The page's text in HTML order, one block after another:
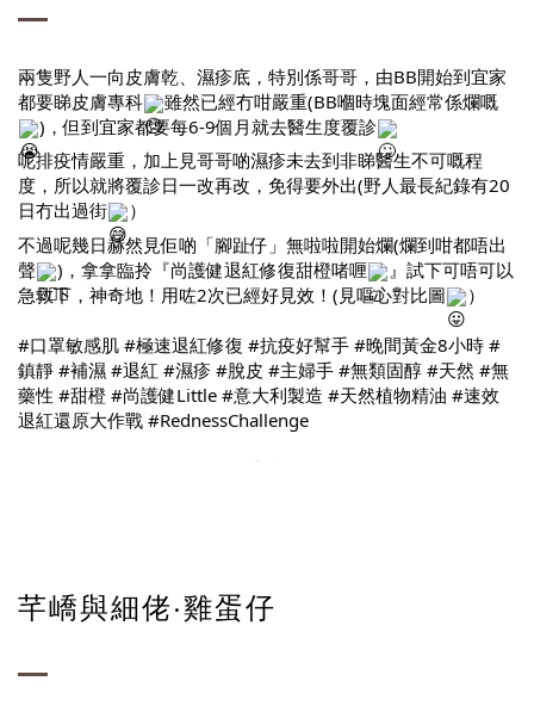
兩隻野人一向皮膚乾、濕疹底，特別係哥哥，由BB開始到宜家
都要睇皮膚專科
雖然已經冇咁嚴重(BB嗰時塊面經常係爛嘅
)，但到宜家都要每6-9個月就去醫生度覆診
呢排疫情嚴重，加上見哥哥啲濕疹未去到非睇醫生不可嘅程
度，所以就將覆診日一改再改，免得要外出(野人最長紀錄有20
日冇出過街
）
不過呢幾日赫然見佢啲「腳趾仔」無啦啦開始爛(爛到咁都唔出
聲
)，拿拿臨拎『尚護健退紅修復甜橙啫喱
』試下可唔可以
急救下，神奇地！用咗2次已經好見效！(見嘔心對比圖
）
#口罩敏感肌 #極速退紅修復 #抗疫好幫手 #晚間黃金8小時 #
鎮靜 #補濕 #退紅 #濕疹 #脫皮 #主婦手 #無類固醇 #天然 #無
藥性 #甜橙 #尚護健Little #意大利製造 #天然植物精油 #速效
退紅還原大作戰 #RednessChallenge
芊嶠與細佬·雞蛋仔